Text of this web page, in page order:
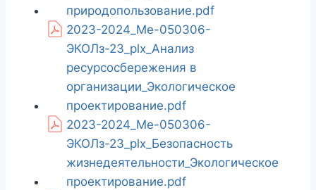
природопользование.pdf
2023-2024_Ме-050306-
ЭКОЛз-23_plx_Анализ
ресурсосбережения в
организации_Экологическое
проектирование.pdf
2023-2024_Ме-050306-
ЭКОЛз-23_plx_Безопасность
жизнедеятельности_Экологическое
проектирование.pdf